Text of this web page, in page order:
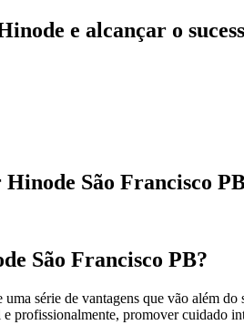
e alcançar o
São Francisco
São Francisco PB?
uma série de vantagens que vão além
profissionalmente, promover cuidado